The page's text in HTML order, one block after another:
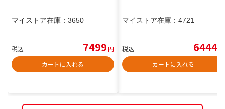
マイストア在庫： 3650
税込 7499円
カートに入れる
マイストア在庫： 4721
税込 6444
カートに入れる